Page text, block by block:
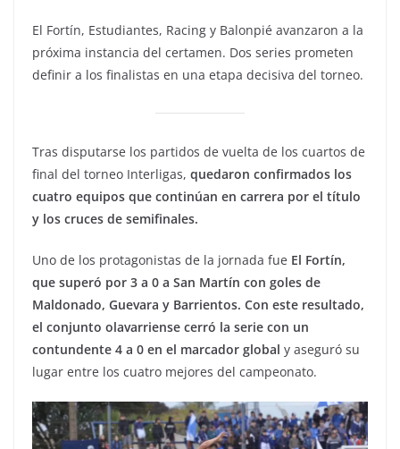
El Fortín, Estudiantes, Racing y Balonpié avanzaron a la
próxima instancia del certamen. Dos series prometen
definir a los finalistas en una etapa decisiva del torneo.
Tras disputarse los partidos de vuelta de los cuartos de
final del torneo Interligas, quedaron confirmados los
cuatro equipos que continúan en carrera por el título
y los cruces de semifinales.
Uno de los protagonistas de la jornada fue El Fortín,
que superó por 3 a 0 a San Martín con goles de
Maldonado, Guevara y Barrientos. Con este resultado,
el conjunto olavarriense cerró la serie con un
contundente 4 a 0 en el marcador global y aseguró su
lugar entre los cuatro mejores del campeonato.